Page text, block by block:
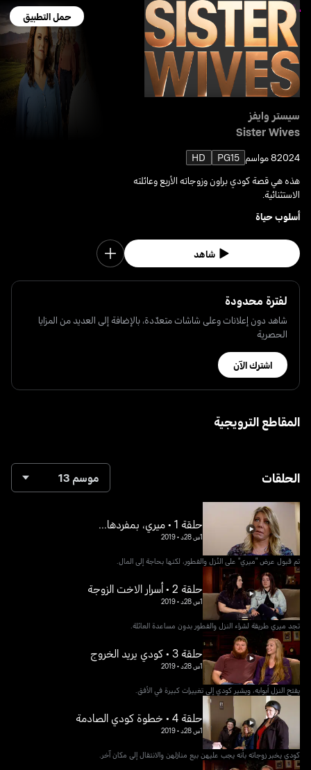
حمل التطبيق
سيستر وايفز
Sister Wives
20248 مواسم PG15
HD
هذه هي قصة كودي براون وزوجاته الأربع وعائلته
الاستثنائية.
أسلوب حياة
شاهد
لفترة محدودة
شاهد دون إعلانات وعلى شاشات متعدّدة، بالإضافة إلى العديد من المزايا
الحصرية
اشترك الآن
المقاطع الترويجية
الحلقات موسم 13
حلقة 1 • ميري، بمفردها...
1س 28د •
2019
تم قبول عرض "ميري" على النُزل والفطور، لكنها بحاجة إلى المال.
حلقة 2 • أسرار الاخت الزوجة
1س 28د •
2019
تجد ميري طريقة لشراء النزل والفطور بدون مساعدة العائلة.
حلقة 3 • كودي يريد الخروج
1س 28د •
2019
يفتح النزل أبوابه، ويشير كودي إلى تغييرات كبيرة في الأفق.
حلقة 4 • خطوة كودي الصادمة
1س 28د •
2019
كودي يخبر زوجاته بأنه يجب عليهن بيع منازلهن والانتقال إلى مكان آخر.